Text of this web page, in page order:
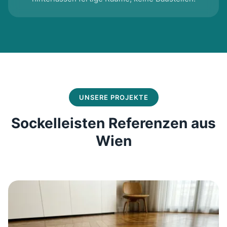
UNSERE PROJEKTE
Sockelleisten Referenzen aus
Wien